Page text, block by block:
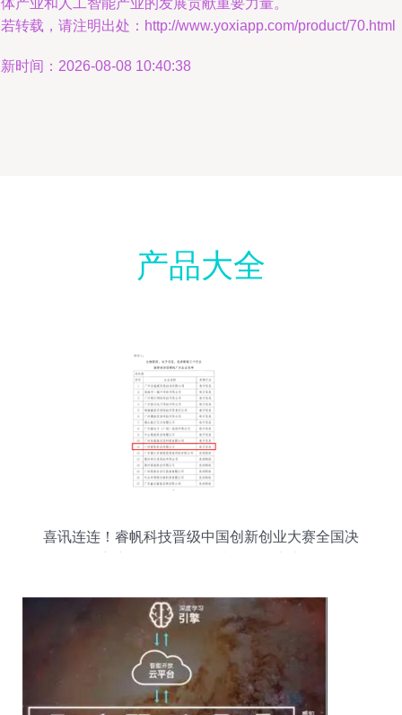
产业和人工智能产业的发展贡献重要力量。
转载，请注明出处：http://www.yoxiapp.com/product/70.html
时间：2026-08-08 10:40:38
产品大全
喜讯连连！睿帆科技晋级中国创新创业大赛全国决